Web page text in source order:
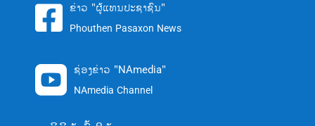
 ຂ່າວ "ຜູ້ແທນປະຊາຊົນ"
Phouthen Pasaxon News
 ຊ່ອງຂ່າວ "NAmedia"
NAmedia Channel